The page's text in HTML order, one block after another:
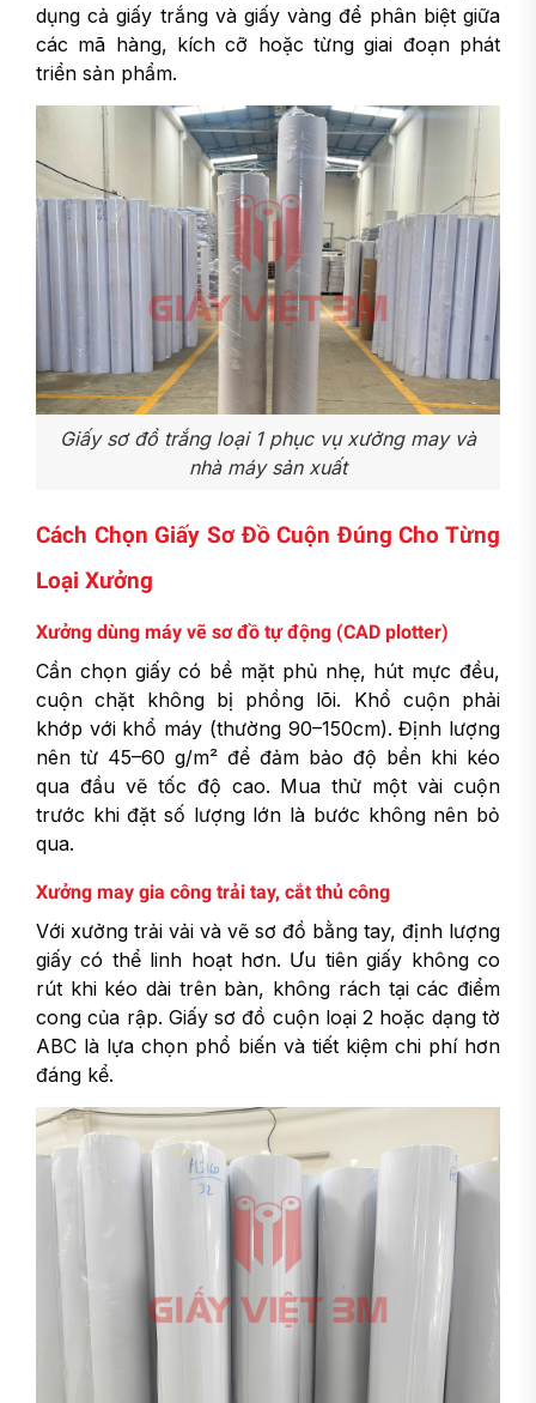
dụng cả giấy trắng và giấy vàng để phân biệt giữa
các mã hàng, kích cỡ hoặc từng giai đoạn phát
triển sản phẩm.
Giấy sơ đồ trắng loại 1 phục vụ xưởng may và
nhà máy sản xuất
Cách Chọn Giấy Sơ Đồ Cuộn Đúng Cho Từng
Loại Xưởng
Xưởng dùng máy vẽ sơ đồ tự động (CAD plotter)
Cần chọn giấy có bề mặt phủ nhẹ, hút mực đều,
cuộn chặt không bị phồng lõi. Khổ cuộn phải
khớp với khổ máy (thường 90–150cm). Định lượng
nên từ 45–60 g/m² để đảm bảo độ bền khi kéo
qua đầu vẽ tốc độ cao. Mua thử một vài cuộn
trước khi đặt số lượng lớn là bước không nên bỏ
qua.
Xưởng may gia công trải tay, cắt thủ công
Với xưởng trải vải và vẽ sơ đồ bằng tay, định lượng
giấy có thể linh hoạt hơn. Ưu tiên giấy không co
rút khi kéo dài trên bàn, không rách tại các điểm
cong của rập. Giấy sơ đồ cuộn loại 2 hoặc dạng tờ
ABC là lựa chọn phổ biến và tiết kiệm chi phí hơn
đáng kể.